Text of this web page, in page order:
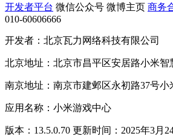
开发者平台 微信公众号 微博主页 商务
010-60606666
开发者：北京瓦力网络科技有限公司
北京地址：北京市昌平区安居路小米智
南京地址：南京市建邺区永初路37号小
应用名称：小米游戏中心
版本：13.5.0.70 更新时间：2025年3月